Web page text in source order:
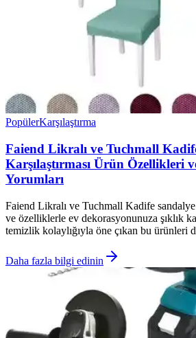
PopülerKarşılaştırma
Faiend Likralı ve Tuchmall
Karşılaştırması Ürün Özellikleri
Yorumları
Faiend Likralı ve Tuchmall Kadife sandalye
ve özelliklerle ev dekorasyonunuza şıklık
temizlik kolaylığıyla öne çıkan bu ürünleri
Daha fazla bilgi edinin